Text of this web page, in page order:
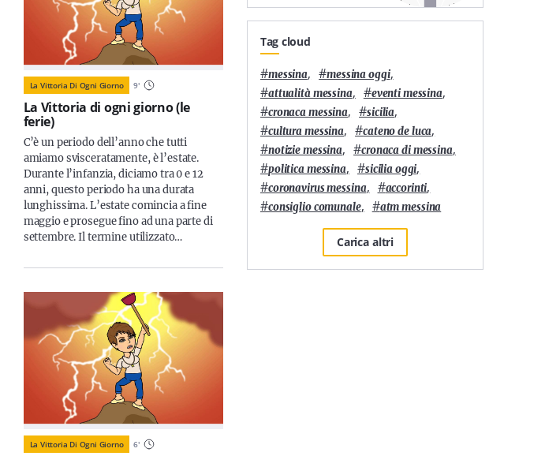
La Vittoria Di Ogni Giorno 9'
La Vittoria di ogni giorno (le
ferie)
C’è un periodo dell’anno che tutti
amiamo svisceratamente, è l’estate.
Durante l’infanzia, diciamo tra 0 e 12
anni, questo periodo ha una durata
lunghissima. L’estate comincia a fine
maggio e prosegue fino ad una parte di
settembre. Il termine utilizzato…
La Vittoria Di Ogni Giorno 6'
Tag cloud
#messina, #messina oggi,
#attualità messina, #eventi messina,
#cronaca messina, #sicilia,
#cultura messina, #cateno de luca,
#notizie messina, #cronaca di messina,
#politica messina, #sicilia oggi,
#coronavirus messina, #accorinti,
#consiglio comunale, #atm messina
Carica altri